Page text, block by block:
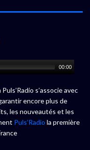
00:00
s’associe avec
encore plus de
les nouveautés et les
Puls’Radio la première